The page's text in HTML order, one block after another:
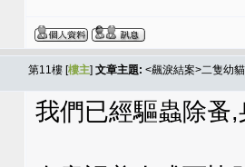
第11樓 [樓主] 文章主題: <飆淚結案>二隻幼
我們已經驅蟲除蚤